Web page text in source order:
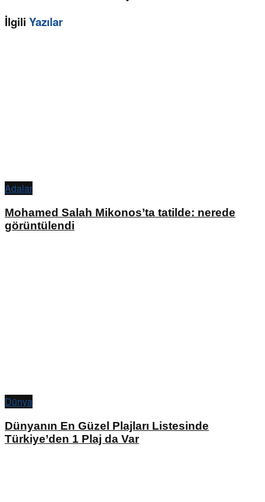
İlgili Yazılar
Adalar
Mohamed Salah Mikonos’ta tatilde: nerede
görüntülendi
Dünya
Dünyanın En Güzel Plajları Listesinde
Türkiye’den 1 Plaj da Var